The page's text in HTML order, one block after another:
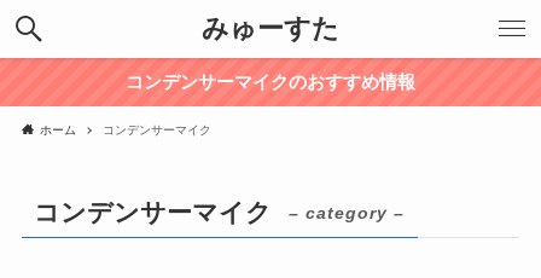
みゅーすた
コンデンサーマイクのおすすめ情報
ホーム コンデンサーマイク
コンデンサーマイク – category –